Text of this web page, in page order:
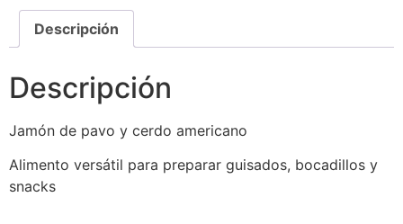
Descripción
Descripción
Jamón de pavo y cerdo americano
Alimento versátil para preparar guisados, bocadillos y
snacks